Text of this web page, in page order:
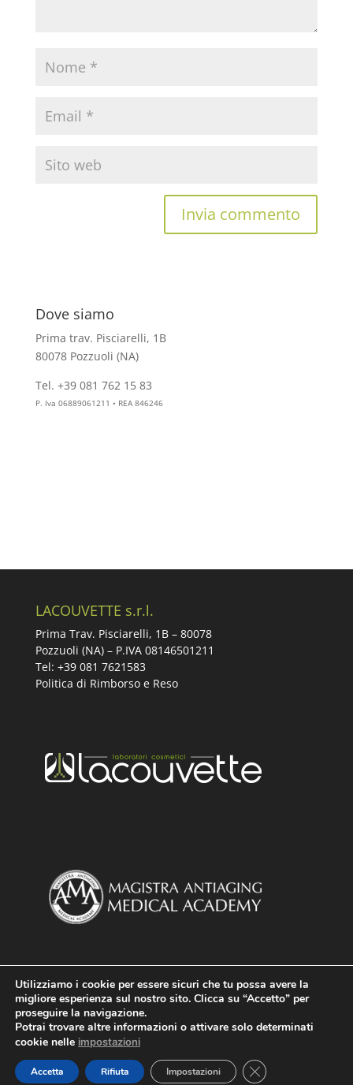
Dove siamo
Prima trav. Pisciarelli, 1B
80078 Pozzuoli (NA)
Tel. +39 081 762 15 83
P. Iva 06889061211 • REA 846246
LACOUVETTE s.r.l.
Prima Trav. Pisciarelli, 1B – 80078
Pozzuoli (NA) – P.IVA 08146501211
Tel: +39 081 7621583
Politica di Rimborso e Reso
Design and Artwork Fabrizio Capo|
Giusiana de
Simone
Utilizziamo i cookie per essere sicuri che tu possa avere la
migliore esperienza sul nostro sito. Clicca su “Accetto” per
proseguire la navigazione.
Potrai trovare altre informazioni o attivare solo determinati
cookie nelle impostazioni
Accetta Rifiuta Impostazioni Close GDPR